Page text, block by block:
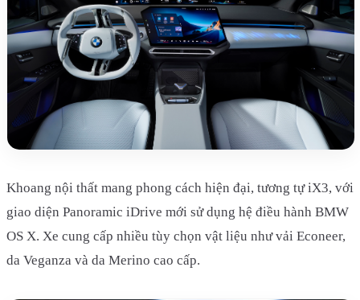
Khoang nội thất mang phong cách hiện đại, tương tự iX3, với
giao diện Panoramic iDrive mới sử dụng hệ điều hành BMW
OS X. Xe cung cấp nhiều tùy chọn vật liệu như vải Econeer,
da Veganza và da Merino cao cấp.